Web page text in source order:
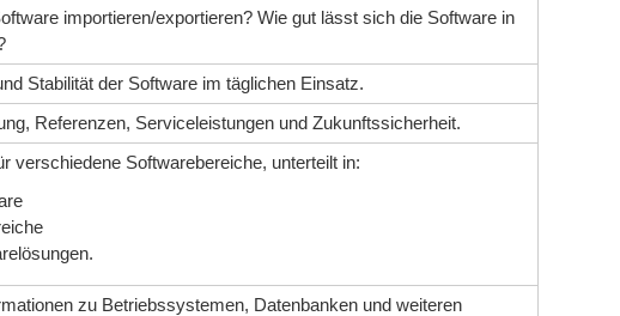
importieren/exportieren? Wie gut lässt sich die Software in
Stabilität der Software im täglichen Einsatz.
Referenzen, Serviceleistungen und Zukunftssicherheit.
verschiedene Softwarebereiche, unterteilt in:
zu Betriebssystemen, Datenbanken und weiteren